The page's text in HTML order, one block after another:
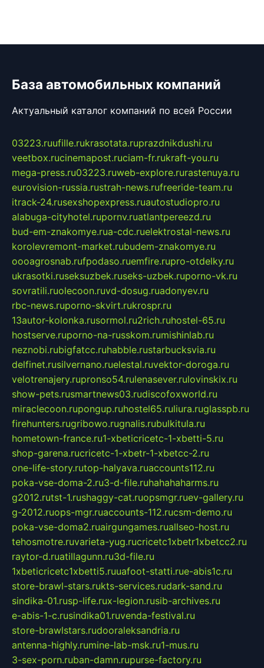
База автомобильных компаний
Актуальный каталог компаний по всей России
03223.ruufille.rukrasotata.ruprazdnikdushi.ru
veetbox.rucinemapost.ruciam-fr.rukraft-you.ru
mega-press.ru03223.ruweb-explore.rurastenuya.ru
eurovision-russia.rustrah-news.rufreeride-team.ru
itrack-24.rusexshopexpress.ruautostudiopro.ru
alabuga-cityhotel.rupornv.ruatlantpereezd.ru
bud-em-znakomye.rua-cdc.ruelektrostal-news.ru
korolevremont-market.rubudem-znakomye.ru
oooagrosnab.rufpodaso.ruemfire.rupro-otdelky.ru
ukrasotki.ruseksuzbek.ruseks-uzbek.ruporno-vk.ru
sovratili.ruolecoon.ruvd-dosug.ruadonyev.ru
rbc-news.ruporno-skvirt.rukrospr.ru
13autor-kolonka.rusormol.ru2rich.ruhostel-65.ru
hostserve.ruporno-na-russkom.rumishinlab.ru
neznobi.rubigfatcc.ruhabble.rustarbucksvia.ru
delfinet.rusilvernano.ruelestal.ruvektor-doroga.ru
velotrenajery.rupronso54.rulenasever.rulovinskix.ru
show-pets.rusmartnews03.rudiscofoxworld.ru
miraclecoon.rupongup.ruhostel65.ruliura.ruglasspb.ru
firehunters.rugribowo.rugnalis.rubulkitula.ru
hometown-france.ru1-xbeticricetc-1-xbetti-5.ru
shop-garena.rucricetc-1-xbetr-1-xbetcc-2.ru
one-life-story.rutop-halyava.ruaccounts112.ru
poka-vse-doma-2.ru3-d-file.ruhahahaharms.ru
g2012.rutst-1.rushaggy-cat.ruopsmgr.ruev-gallery.ru
g-2012.ruops-mgr.ruaccounts-112.rucsm-demo.ru
poka-vse-doma2.ruairgungames.ruallseo-host.ru
tehosmotre.ruvarieta-yug.rucricetc1xbetr1xbetcc2.ru
raytor-d.ruatillagunn.ru3d-file.ru
1xbeticricetc1xbetti5.ruuafoot-statti.rue-abis1c.ru
store-brawl-stars.rukts-services.rudark-sand.ru
sindika-01.rusp-life.rux-legion.rusib-archives.ru
e-abis-1-c.rusindika01.ruvenda-festival.ru
store-brawlstars.rudooraleksandria.ru
antenna-highly.rumine-lab-msk.ru1-mus.ru
3-sex-porn.ruban-damn.rupurse-factory.ru